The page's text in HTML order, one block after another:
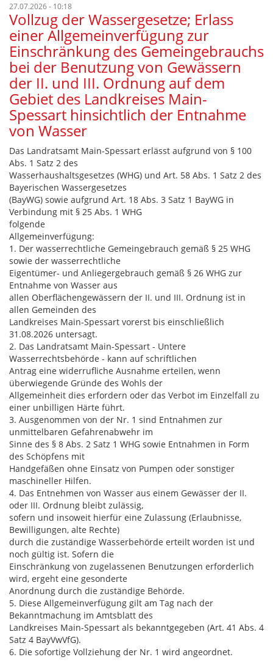
27.07.2026 - 10:18
Vollzug der Wassergesetze; Erlass
einer Allgemeinverfügung zur
Einschränkung des Gemeingebrauchs
bei der Benutzung von Gewässern
der II. und III. Ordnung auf dem
Gebiet des Landkreises Main-
Spessart hinsichtlich der Entnahme
von Wasser
Das Landratsamt Main-Spessart erlässt aufgrund von § 100
Abs. 1 Satz 2 des
Wasserhaushaltsgesetzes (WHG) und Art. 58 Abs. 1 Satz 2 des
Bayerischen Wassergesetzes
(BayWG) sowie aufgrund Art. 18 Abs. 3 Satz 1 BayWG in
Verbindung mit § 25 Abs. 1 WHG
folgende
Allgemeinverfügung:
1. Der wasserrechtliche Gemeingebrauch gemäß § 25 WHG
sowie der wasserrechtliche
Eigentümer- und Anliegergebrauch gemäß § 26 WHG zur
Entnahme von Wasser aus
allen Oberflächengewässern der II. und III. Ordnung ist in
allen Gemeinden des
Landkreises Main-Spessart vorerst bis einschließlich
31.08.2026 untersagt.
2. Das Landratsamt Main-Spessart - Untere
Wasserrechtsbehörde - kann auf schriftlichen
Antrag eine widerrufliche Ausnahme erteilen, wenn
überwiegende Gründe des Wohls der
Allgemeinheit dies erfordern oder das Verbot im Einzelfall zu
einer unbilligen Härte führt.
3. Ausgenommen von der Nr. 1 sind Entnahmen zur
unmittelbaren Gefahrenabwehr im
Sinne des § 8 Abs. 2 Satz 1 WHG sowie Entnahmen in Form
des Schöpfens mit
Handgefäßen ohne Einsatz von Pumpen oder sonstiger
maschineller Hilfen.
4. Das Entnehmen von Wasser aus einem Gewässer der II.
oder III. Ordnung bleibt zulässig,
sofern und insoweit hierfür eine Zulassung (Erlaubnisse,
Bewilligungen, alte Rechte)
durch die zuständige Wasserbehörde erteilt worden ist und
noch gültig ist. Sofern die
Einschränkung von zugelassenen Benutzungen erforderlich
wird, ergeht eine gesonderte
Anordnung durch die zuständige Behörde.
5. Diese Allgemeinverfügung gilt am Tag nach der
Bekanntmachung im Amtsblatt des
Landkreises Main-Spessart als bekanntgegeben (Art. 41 Abs. 4
Satz 4 BayVwVfG).
6. Die sofortige Vollziehung der Nr. 1 wird angeordnet.